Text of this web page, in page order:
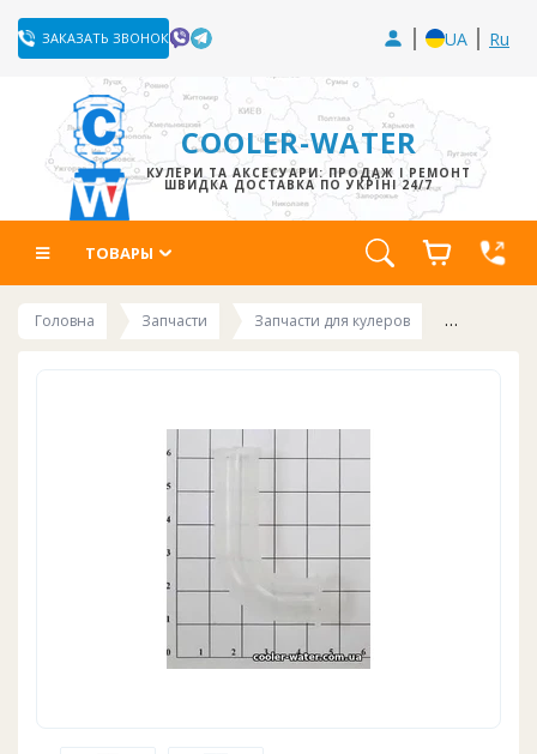
ЗАКАЗАТЬ ЗВОНОК UA Ru
COOLER-WATER
КУЛЕРИ ТА АКСЕСУАРИ: ПРОДАЖ І РЕМОНТ
ШВИДКА ДОСТАВКА ПО УКРЇНІ 24/7
ТОВАРЫ
Головна Запчасти Запчасти для кулеров